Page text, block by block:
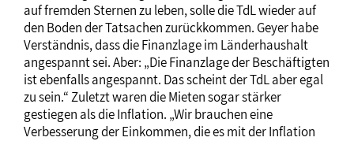
auf fremden Sternen zu leben, solle die TdL wieder auf
den Boden der Tatsachen zurückkommen. Geyer habe
Verständnis, dass die Finanzlage im Länderhaushalt
angespannt sei. Aber: „Die Finanzlage der Beschäftigten
ist ebenfalls angespannt. Das scheint der TdL aber egal
zu sein.“ Zuletzt waren die Mieten sogar stärker
gestiegen als die Inflation. „Wir brauchen eine
Verbesserung der Einkommen, die es mit der Inflation